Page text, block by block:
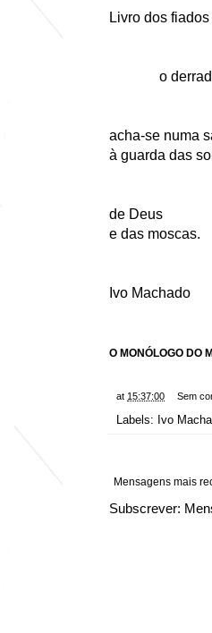
Livro dos
o
acha-se numa
à guarda das
de Deus
e das moscas.
Ivo Machado
O MONÓLOGO DO
at 15:37:00 Sem
Labels: Ivo
Mensagens mais
Subscrever: